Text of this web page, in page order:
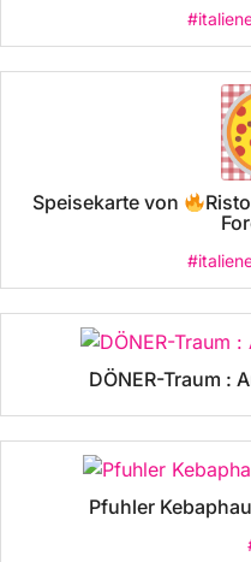
Speisekarte von
DÖNER-Traum :
Pfuhler